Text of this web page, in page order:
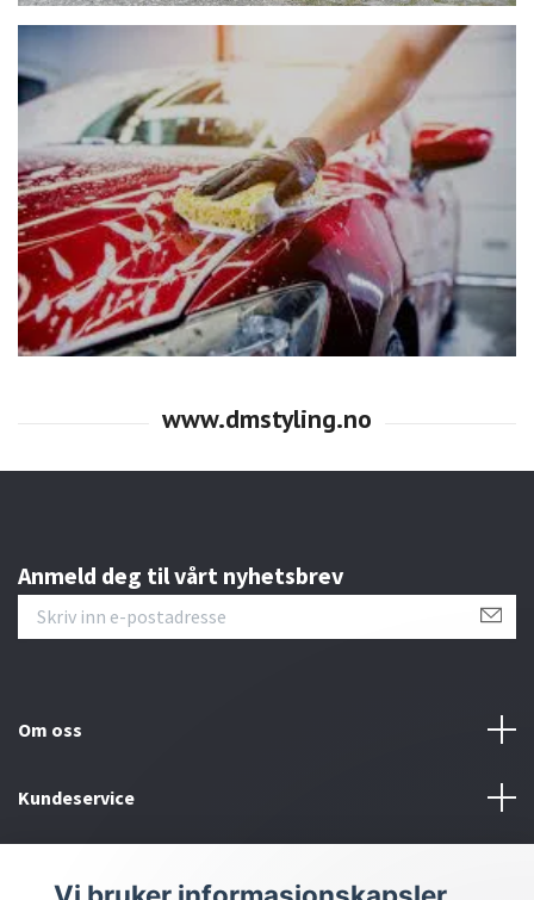
Anmeld deg til vårt nyhetsbrev
Om oss
Kundeservice